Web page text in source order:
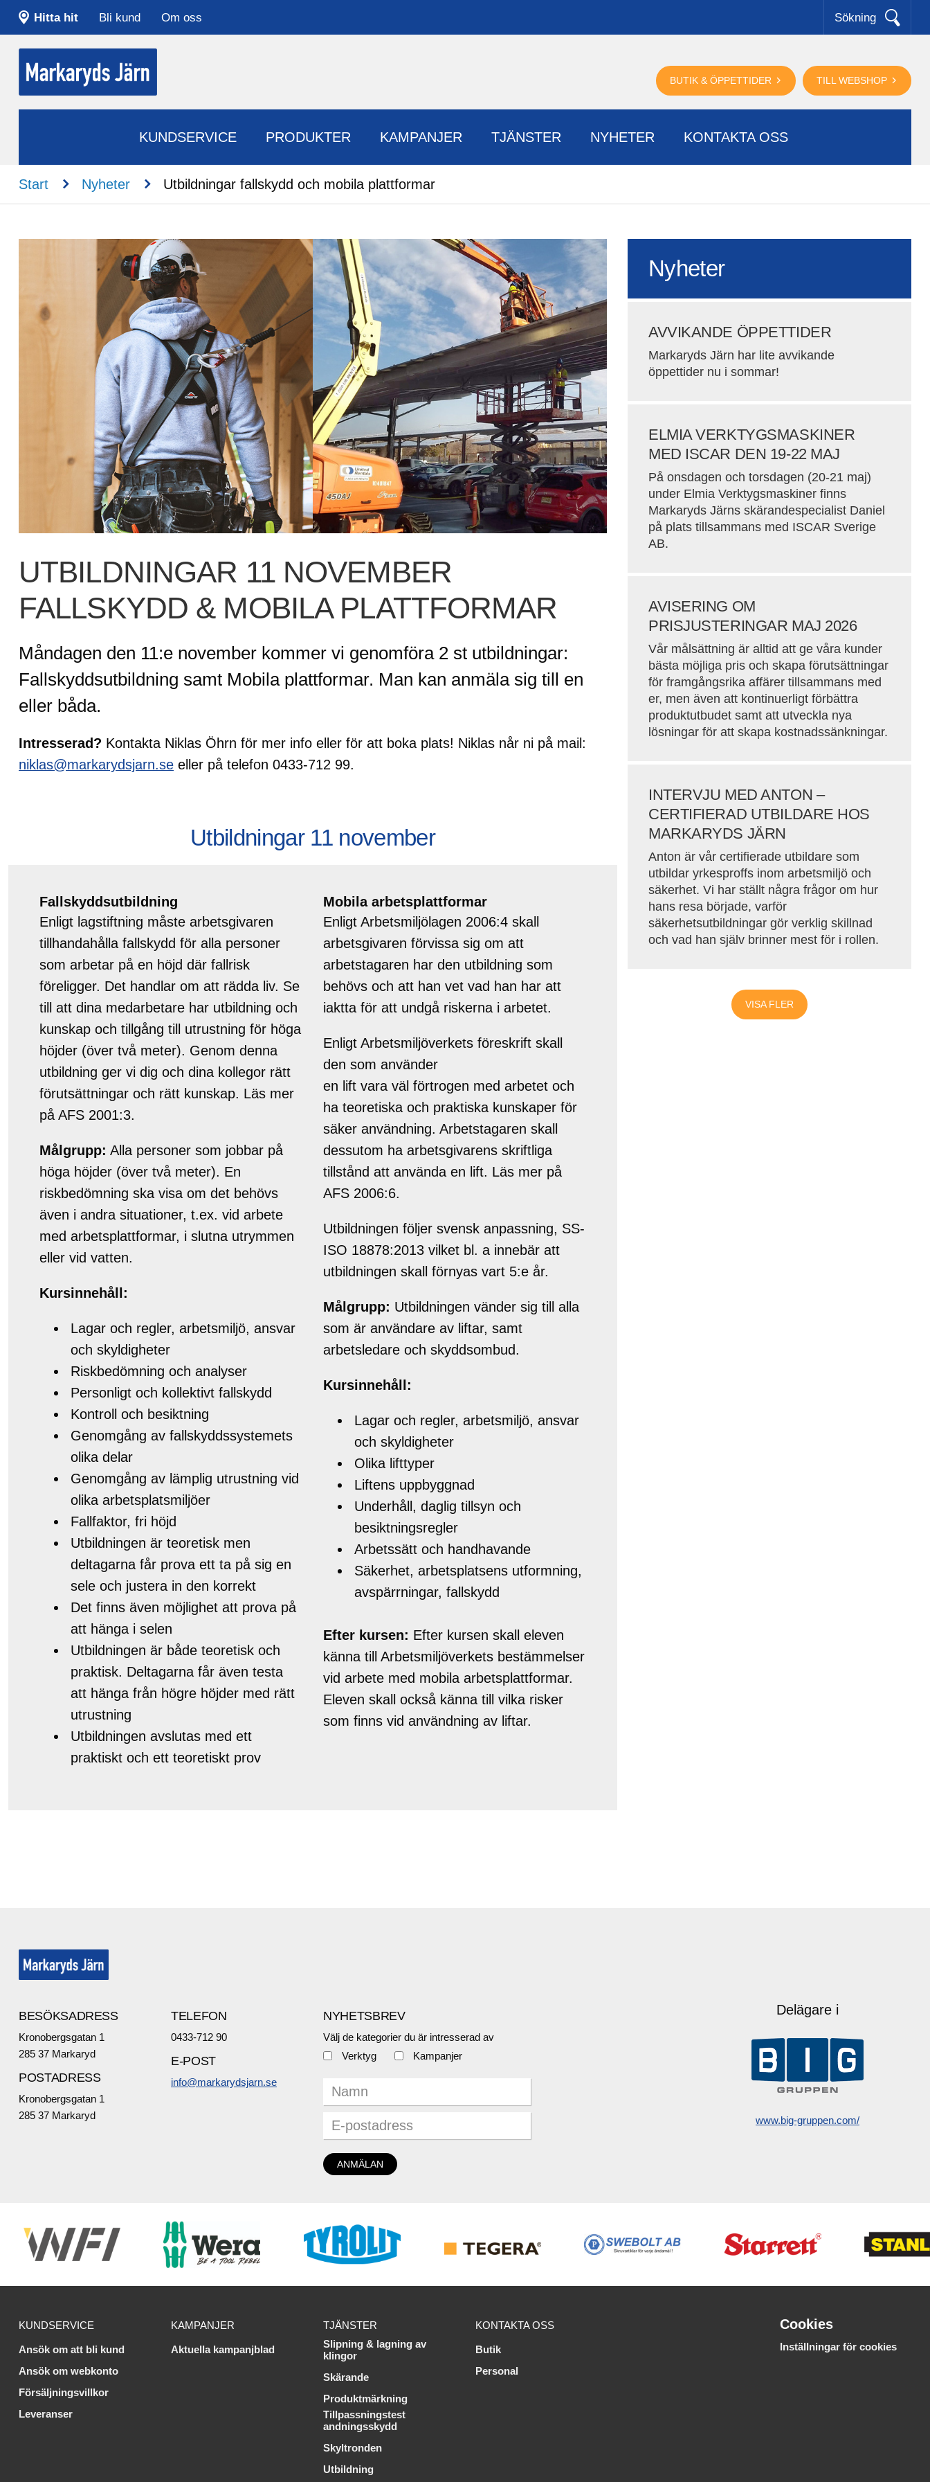
Hitta hit Bli kund Om oss Sökning
TILL WEBSHOP
BUTIK & ÖPPETTIDER
KUNDSERVICE PRODUKTER KAMPANJER TJÄNSTER NYHETER KONTAKTA OSS
Start n Nyheter n Utbildningar fallskydd och mobila plattformar
UTBILDNINGAR 11 NOVEMBER
FALLSKYDD & MOBILA PLATTFORMAR
Måndagen den 11:e november kommer vi genomföra 2 st utbildningar:
Fallskyddsutbildning samt Mobila plattformar. Man kan anmäla sig till en
eller båda.
Intresserad? Kontakta Niklas Öhrn för mer info eller för att boka plats! Niklas når ni på mail:
niklas@markarydsjarn.se eller på telefon 0433-712 99.
Utbildningar 11 november
Fallskyddsutbildning
Enligt lagstiftning måste arbetsgivaren
tillhandahålla fallskydd för alla personer
som arbetar på en höjd där fallrisk
föreligger. Det handlar om att rädda liv. Se
till att dina medarbetare har utbildning och
kunskap och tillgång till utrustning för höga
höjder (över två meter). Genom denna
utbildning ger vi dig och dina kollegor rätt
förutsättningar och rätt kunskap. Läs mer
på AFS 2001:3.
Målgrupp: Alla personer som jobbar på
höga höjder (över två meter). En
riskbedömning ska visa om det behövs
även i andra situationer, t.ex. vid arbete
med arbetsplattformar, i slutna utrymmen
eller vid vatten.
Kursinnehåll:
Lagar och regler, arbetsmiljö, ansvar
och skyldigheter
Riskbedömning och analyser
Personligt och kollektivt fallskydd
Kontroll och besiktning
Genomgång av fallskyddssystemets
olika delar
Genomgång av lämplig utrustning vid
olika arbetsplatsmiljöer
Fallfaktor, fri höjd
Utbildningen är teoretisk men
deltagarna får prova ett ta på sig en
sele och justera in den korrekt
Det finns även möjlighet att prova på
att hänga i selen
Utbildningen är både teoretisk och
praktisk. Deltagarna får även testa
att hänga från högre höjder med rätt
utrustning
Utbildningen avslutas med ett
praktiskt och ett teoretiskt prov
Mobila arbetsplattformar
Enligt Arbetsmiljölagen 2006:4 skall
arbetsgivaren förvissa sig om att
arbetstagaren har den utbildning som
behövs och att han vet vad han har att
iaktta för att undgå riskerna i arbetet.
Enligt Arbetsmiljöverkets föreskrift skall
den som använder
en lift vara väl förtrogen med arbetet och
ha teoretiska och praktiska kunskaper för
säker användning. Arbetstagaren skall
dessutom ha arbetsgivarens skriftliga
tillstånd att använda en lift. Läs mer på
AFS 2006:6.
Utbildningen följer svensk anpassning, SS-
ISO 18878:2013 vilket bl. a innebär att
utbildningen skall förnyas vart 5:e år.
Målgrupp: Utbildningen vänder sig till alla
som är användare av liftar, samt
arbetsledare och skyddsombud.
Kursinnehåll:
Lagar och regler, arbetsmiljö, ansvar
och skyldigheter
Olika lifttyper
Liftens uppbyggnad
Underhåll, daglig tillsyn och
besiktningsregler
Arbetssätt och handhavande
Säkerhet, arbetsplatsens utformning,
avspärrningar, fallskydd
Efter kursen: Efter kursen skall eleven
känna till Arbetsmiljöverkets bestämmelser
vid arbete med mobila arbetsplattformar.
Eleven skall också känna till vilka risker
som finns vid användning av liftar.
Nyheter
AVVIKANDE ÖPPETTIDER
Markaryds Järn har lite avvikande
öppettider nu i sommar!
ELMIA VERKTYGSMASKINER
MED ISCAR DEN 19-22 MAJ
På onsdagen och torsdagen (20-21 maj)
under Elmia Verktygsmaskiner finns
Markaryds Järns skärandespecialist Daniel
på plats tillsammans med ISCAR Sverige
AB.
AVISERING OM
PRISJUSTERINGAR MAJ 2026
Vår målsättning är alltid att ge våra kunder
bästa möjliga pris och skapa förutsättningar
för framgångsrika affärer tillsammans med
er, men även att kontinuerligt förbättra
produktutbudet samt att utveckla nya
lösningar för att skapa kostnadssänkningar.
INTERVJU MED ANTON –
CERTIFIERAD UTBILDARE HOS
MARKARYDS JÄRN
Anton är vår certifierade utbildare som
utbildar yrkesproffs inom arbetsmiljö och
säkerhet. Vi har ställt några frågor om hur
hans resa började, varför
säkerhetsutbildningar gör verklig skillnad
och vad han själv brinner mest för i rollen.
VISA FLER
BESÖKSADRESS
Kronobergsgatan 1
285 37 Markaryd
POSTADRESS
Kronobergsgatan 1
285 37 Markaryd
TELEFON
0433-712 90
E-POST
info@markarydsjarn.se
NYHETSBREV
Välj de kategorier du är intresserad av
Verktyg
Kampanjer
Delägare i
www.big-gruppen.com/
KUNDSERVICE
Ansök om att bli kund
Ansök om webkonto
Försäljningsvillkor
Leveranser
KAMPANJER
Aktuella kampanjblad
TJÄNSTER
Slipning & lagning av
klingor
Skärande
Produktmärkning
Tillpassningstest
andningsskydd
Skyltronden
Utbildning
KONTAKTA OSS
Butik
Personal
Cookies
Inställningar för cookies